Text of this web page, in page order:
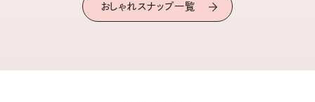
おしゃれスナップ一覧